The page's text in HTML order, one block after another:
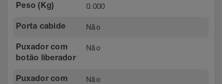
Peso (Kg) 0.000
Porta cabide Não
Puxador com
botão liberador
Não
Puxador com
Não